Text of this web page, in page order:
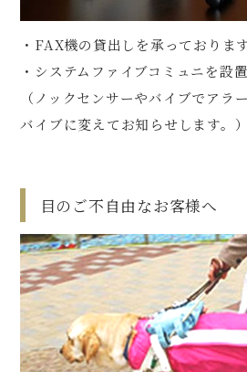
・FAX機の貸出しを承っております
・システムファイブコミュニを設
（ノックセンサーやバイブでアラ
バイブに変えてお知らせします。）
目のご不自由なお客様へ